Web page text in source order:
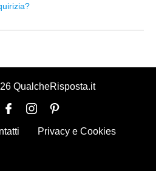
QualcheRisposta.it
Privacy e Cookies